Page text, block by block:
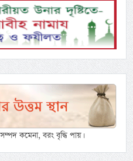
কমেনা, বরং বৃদ্ধি পায়।